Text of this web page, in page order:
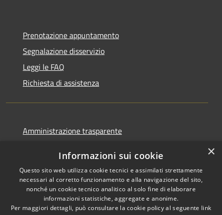
Prenotazione appuntamento
Segnalazione disservizio
Leggi le FAQ
Richiesta di assistenza
Amministrazione trasparente
Dichiarazione di accessibilità
×
Informazioni sui cookie
Questo sito web utilizza cookie tecnici e assimilati strettamente
necessari al corretto funzionamento e alla navigazione del sito,
nonché un cookie tecnico analitico al solo fine di elaborare
informazioni statistiche, aggregate e anonime.
Per maggiori dettagli, può consultare la cookie policy al seguente link